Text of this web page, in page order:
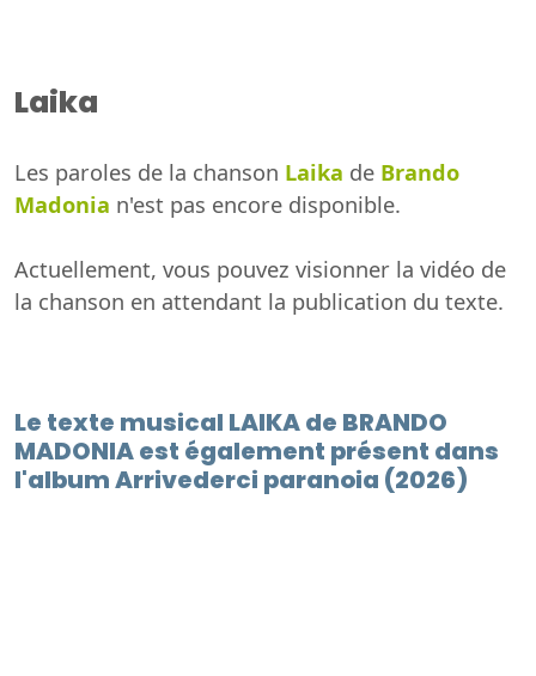
Laika
Les paroles de la chanson Laika de Brando
Madonia n'est pas encore disponible.
Actuellement, vous pouvez visionner la vidéo de
la chanson en attendant la publication du texte.
Le texte musical LAIKA de BRANDO
MADONIA est également présent dans
l'album Arrivederci paranoia (2026)